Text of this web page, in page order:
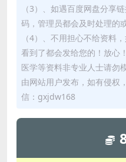
（3）、如遇百度网盘分享
码，管理员都会及时处理的
（4）、不用担心不给资料
看到了都会发给您的！放心
医学等资料非专业人士请勿
由网站用户发布，如有侵权
信：gxjdw168